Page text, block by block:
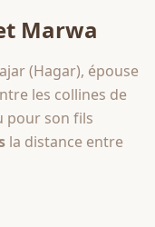
Marwa
(Hagar), épouse
les collines de
pour son fils
la distance entre